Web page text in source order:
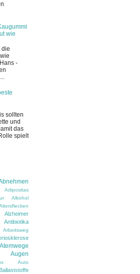
wie
die
-
sollten
und
das
spielt
Adipositas
Alkohol
Alzheimer
Antibiotika
Arbeitsweg
Atemwege
Augen
Auto
Ballaststoffe